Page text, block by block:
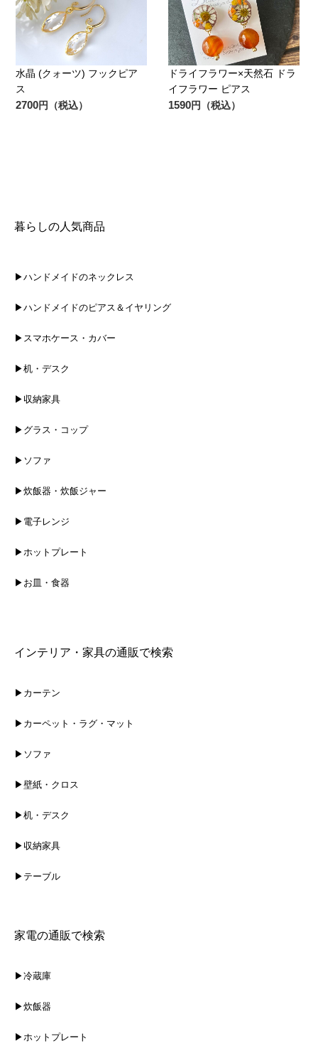
水晶 (クォーツ) フックピア
ス
2700円（税込）
ドライフラワー×天然石 ドラ
イフラワー ピアス
1590円（税込）
暮らしの人気商品
▶ハンドメイドのネックレス
▶ハンドメイドのピアス＆イヤリング
▶スマホケース・カバー
▶机・デスク
▶収納家具
▶グラス・コップ
▶ソファ
▶炊飯器・炊飯ジャー
▶電子レンジ
▶ホットプレート
▶お皿・食器
インテリア・家具の通販で検索
▶カーテン
▶カーペット・ラグ・マット
▶ソファ
▶壁紙・クロス
▶机・デスク
▶収納家具
▶テーブル
家電の通販で検索
▶冷蔵庫
▶炊飯器
▶ホットプレート